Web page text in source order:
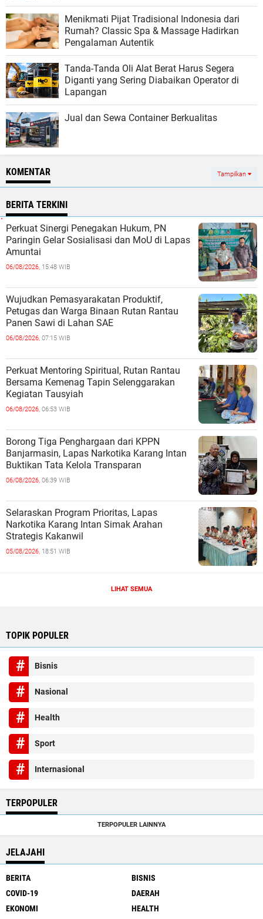
Menikmati Pijat Tradisional Indonesia dari
Rumah? Classic Spa & Massage Hadirkan
Pengalaman Autentik
Tanda-Tanda Oli Alat Berat Harus Segera
Diganti yang Sering Diabaikan Operator di
Lapangan
Jual dan Sewa Container Berkualitas
KOMENTAR Tampilkan
BERITA TERKINI
Perkuat Sinergi Penegakan Hukum, PN
Paringin Gelar Sosialisasi dan MoU di Lapas
Amuntai
06/08/2026, 15:48 WIB
Wujudkan Pemasyarakatan Produktif,
Petugas dan Warga Binaan Rutan Rantau
Panen Sawi di Lahan SAE
06/08/2026, 07:15 WIB
Perkuat Mentoring Spiritual, Rutan Rantau
Bersama Kemenag Tapin Selenggarakan
Kegiatan Tausyiah
06/08/2026, 06:53 WIB
Borong Tiga Penghargaan dari KPPN
Banjarmasin, Lapas Narkotika Karang Intan
Buktikan Tata Kelola Transparan
06/08/2026, 06:39 WIB
Selaraskan Program Prioritas, Lapas
Narkotika Karang Intan Simak Arahan
Strategis Kakanwil
05/08/2026, 18:51 WIB
LIHAT SEMUA
TOPIK POPULER
Bisnis
Nasional
Health
Sport
Internasional
TERPOPULER
TERPOPULER LAINNYA
JELAJAHI
BERITA
BISNIS
COVID-19
DAERAH
EKONOMI
HEALTH